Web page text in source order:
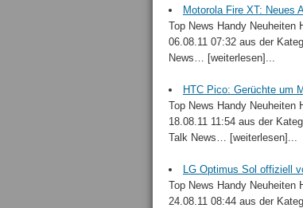
Motorola Fire XT: Neues
Top News Handy Neuheiten
06.08.11 07:32 aus der
News… [weiterlesen]...
HTC Pico: Gerüchte um
Top News Handy Neuheiten
18.08.11 11:54 aus der
Talk News… [weiterlesen]...
LG Optimus Sol offiziell
Top News Handy Neuheiten
24.08.11 08:44 aus der